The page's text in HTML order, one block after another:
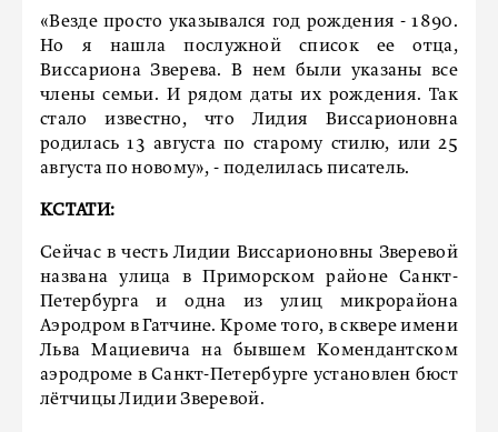
«Везде просто указывался год рождения - 1890.
Но я нашла послужной список ее отца,
Виссариона Зверева. В нем были указаны все
члены семьи. И рядом даты их рождения. Так
стало известно, что Лидия Виссарионовна
родилась 13 августа по старому стилю, или 25
августа по новому», - поделилась писатель.
КСТАТИ:
Сейчас в честь Лидии Виссарионовны Зверевой
названа улица в Приморском районе Санкт-
Петербурга и одна из улиц микрорайона
Аэродром в Гатчине. Кроме того, в сквере имени
Льва Мациевича на бывшем Комендантском
аэродроме в Санкт-Петербурге установлен бюст
лётчицы Лидии Зверевой.